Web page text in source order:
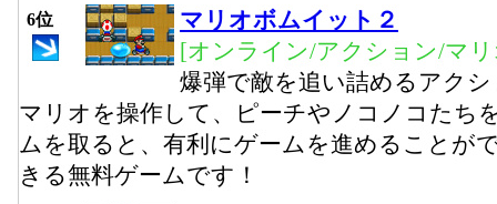
6位
マリオボムイット２
[オンライン/アクション/マ
爆弾で敵を追い詰めるアク
マリオを操作して、ピーチやノコノコたち
ムを取ると、有利にゲームを進めることが
きる無料ゲームです！